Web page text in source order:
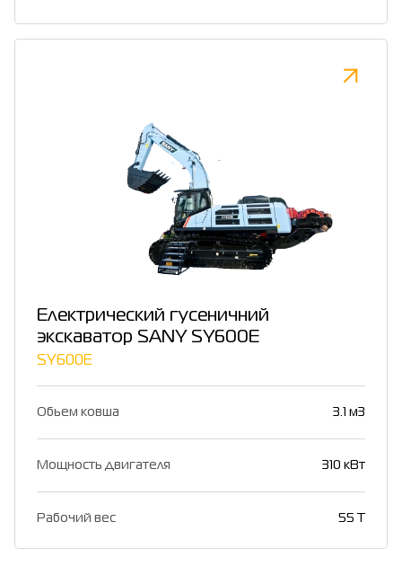
Електрический гусеничний
экскаватор SANY SY600E
SY600E
Обьем ковша 3.1 м3
Мощность двигателя 310 кВт
Рабочий вес 55 Т